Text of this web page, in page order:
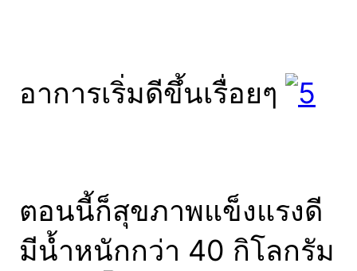
อาการเริ่มดีขึ้นเรื่อยๆ
ตอนนี้ก็สุขภาพแข็งแรงดี
มีน้ำหนักกว่า 40 กิโลกรัม